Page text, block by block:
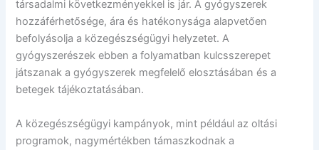
társadalmi következményekkel is jár. A gyógyszerek
hozzáférhetősége, ára és hatékonysága alapvetően
befolyásolja a közegészségügyi helyzetet. A
gyógyszerészek ebben a folyamatban kulcsszerepet
játszanak a gyógyszerek megfelelő elosztásában és a
betegek tájékoztatásában.
A közegészségügyi kampányok, mint például az oltási
programok, nagymértékben támaszkodnak a